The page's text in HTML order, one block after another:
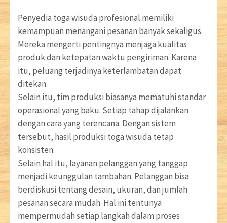
Penyedia toga wisuda profesional memiliki
kemampuan menangani pesanan banyak sekaligus.
Mereka mengerti pentingnya menjaga kualitas
produk dan ketepatan waktu pengiriman. Karena
itu, peluang terjadinya keterlambatan dapat
ditekan.
Selain itu, tim produksi biasanya mematuhi standar
operasional yang baku. Setiap tahap dijalankan
dengan cara yang terencana. Dengan sistem
tersebut, hasil produksi toga wisuda tetap
konsisten.
Selain hal itu, layanan pelanggan yang tanggap
menjadi keunggulan tambahan. Pelanggan bisa
berdiskusi tentang desain, ukuran, dan jumlah
pesanan secara mudah. Hal ini tentunya
mempermudah setiap langkah dalam proses